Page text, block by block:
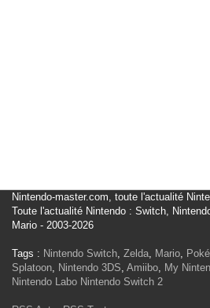
Nintendo-master.com, toute l'actualité
Toute l'actualité Nintendo : Switch,
Mario - 2003-2026
Tags : Nintendo Switch, Zelda, Mario,
Splatoon, Nintendo 3DS, Amiibo, My
Nintendo Labo Nintendo Switch 2